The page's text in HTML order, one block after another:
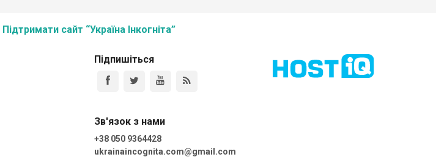
Підтримати сайт “Україна Інкогніта”
Підпишіться
Зв'язок з нами
+38 050 9364428
ukrainaincognita.com@gmail.com